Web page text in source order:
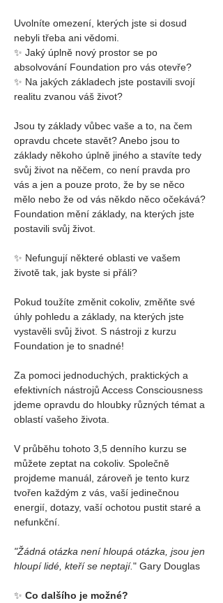
Uvolníte omezení, kterých jste si dosud
nebyli třeba ani vědomi.
✨ Jaký úplně nový prostor se po
absolvování Foundation pro vás otevře?
✨ Na jakých základech jste postavili svojí
realitu zvanou váš život?
Jsou ty základy vůbec vaše a to, na čem
opravdu chcete stavět? Anebo jsou to
základy někoho úplně jiného a stavíte tedy
svůj život na něčem, co není pravda pro
vás a jen a pouze proto, že by se něco
mělo nebo že od vás někdo něco očekává?
Foundation mění základy, na kterých jste
postavili svůj život.
✨ Nefungují některé oblasti ve vašem
životě tak, jak byste si přáli?
Pokud toužíte změnit cokoliv, změňte své
úhly pohledu a základy, na kterých jste
vystavěli svůj život. S nástroji z kurzu
Foundation je to snadné!
Za pomoci jednoduchých, praktických a
efektivních nástrojů Access Consciousness
jdeme opravdu do hloubky různých témat a
oblastí vašeho života.
V průběhu tohoto 3,5 denního kurzu se
můžete zeptat na cokoliv. Společně
projdeme manuál, zároveň je tento kurz
tvořen každým z vás, vaší jedinečnou
energií, dotazy, vaší ochotou pustit staré a
nefunkční.
"Žádná otázka není hloupá otázka, jsou jen
hloupí lidé, kteří se neptají." Gary Douglas
✨ Co dalšího je možné?